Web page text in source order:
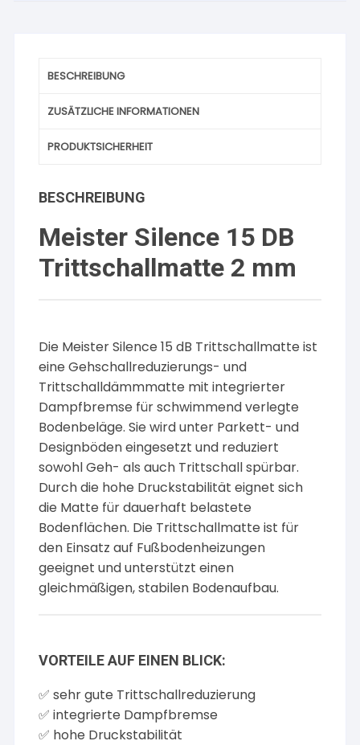
BESCHREIBUNG
ZUSÄTZLICHE INFORMATIONEN
PRODUKTSICHERHEIT
BESCHREIBUNG
Meister Silence 15 DB
Trittschallmatte 2 mm
Die Meister Silence 15 dB Trittschallmatte ist
eine Gehschallreduzierungs- und
Trittschalldämmmatte mit integrierter
Dampfbremse für schwimmend verlegte
Bodenbeläge. Sie wird unter Parkett- und
Designböden eingesetzt und reduziert
sowohl Geh- als auch Trittschall spürbar.
Durch die hohe Druckstabilität eignet sich
die Matte für dauerhaft belastete
Bodenflächen. Die Trittschallmatte ist für
den Einsatz auf Fußbodenheizungen
geeignet und unterstützt einen
gleichmäßigen, stabilen Bodenaufbau.
VORTEILE AUF EINEN BLICK:
✅ sehr gute Trittschallreduzierung
✅ integrierte Dampfbremse
✅ hohe Druckstabilität